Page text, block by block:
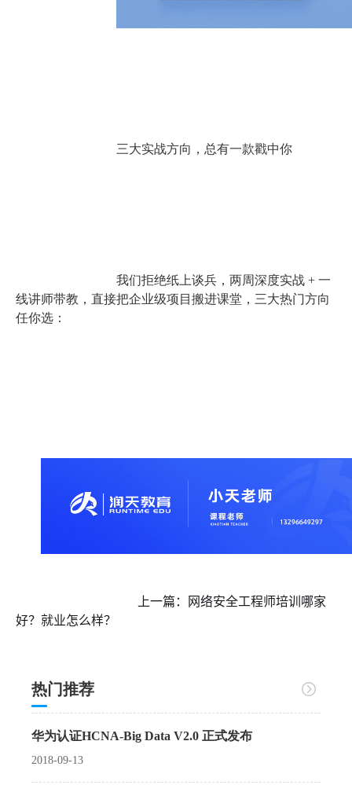
三大实战方向，总有一款戳中你
我们拒绝纸上谈兵，两周深度实战 + 一
线讲师带教，直接把企业级项目搬进课堂，三大热门方向
任你选：
                               上一篇：
网络安全工程师培训哪家
好？就业怎么样？
热门推荐
华为认证HCNA-Big Data V2.0 正式发布
2018-09-13